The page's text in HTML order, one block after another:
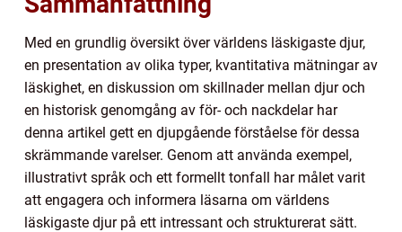
Med en grundlig översikt över världens läskigaste djur,
en presentation av olika typer, kvantitativa mätningar av
läskighet, en diskussion om skillnader mellan djur och
en historisk genomgång av för- och nackdelar har
denna artikel gett en djupgående förståelse för dessa
skrämmande varelser. Genom att använda exempel,
illustrativt språk och ett formellt tonfall har målet varit
att engagera och informera läsarna om världens
läskigaste djur på ett intressant och strukturerat sätt.